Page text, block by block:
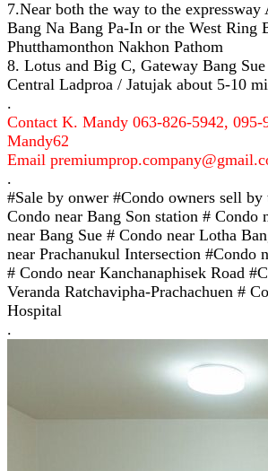
7.Near both the way to the expressway
Bang Na Bang Pa-In or the West Ring
Phutthamonthon Nakhon Pathom
8. Lotus and Big C, Gateway Bang
Central Ladproa / Jatujak about 5-10
.
Contact K. Mandy 063-826-5942,
Mandy62
Email
.
#Sale by onwer #Condo owners sell by
Condo near Bang Son station # Condo
near Bang Sue # Condo near Lotha
near Prachanukul Intersection #Condo
# Condo near Kanchanaphisek Road
Veranda Ratchavipha-Prachachuen #
Hospital
.